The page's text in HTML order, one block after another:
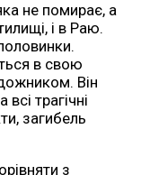
не помирає, а
і в Раю.
в свою
Він
трагічні
загибель
з